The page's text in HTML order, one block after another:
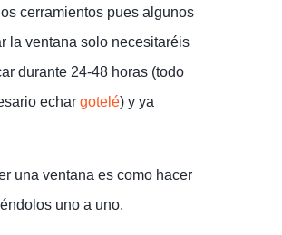
cerramientos pues algunos
la ventana solo necesitaréis
durante 24-48 horas (todo
echar gotelé) y ya
una ventana es como hacer
uno a uno.